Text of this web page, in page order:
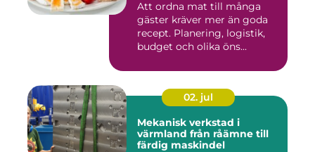
Att ordna mat till många
gäster kräver mer än goda
recept. Planering, logistik,
budget och olika öns...
02. jul
Mekanisk verkstad i
värmland från råämne till
färdig maskindel